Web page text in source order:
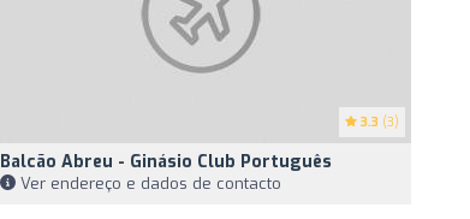
3.3 (3)
Balcão Abreu - Ginásio Club Português
Ver endereço e dados de contacto